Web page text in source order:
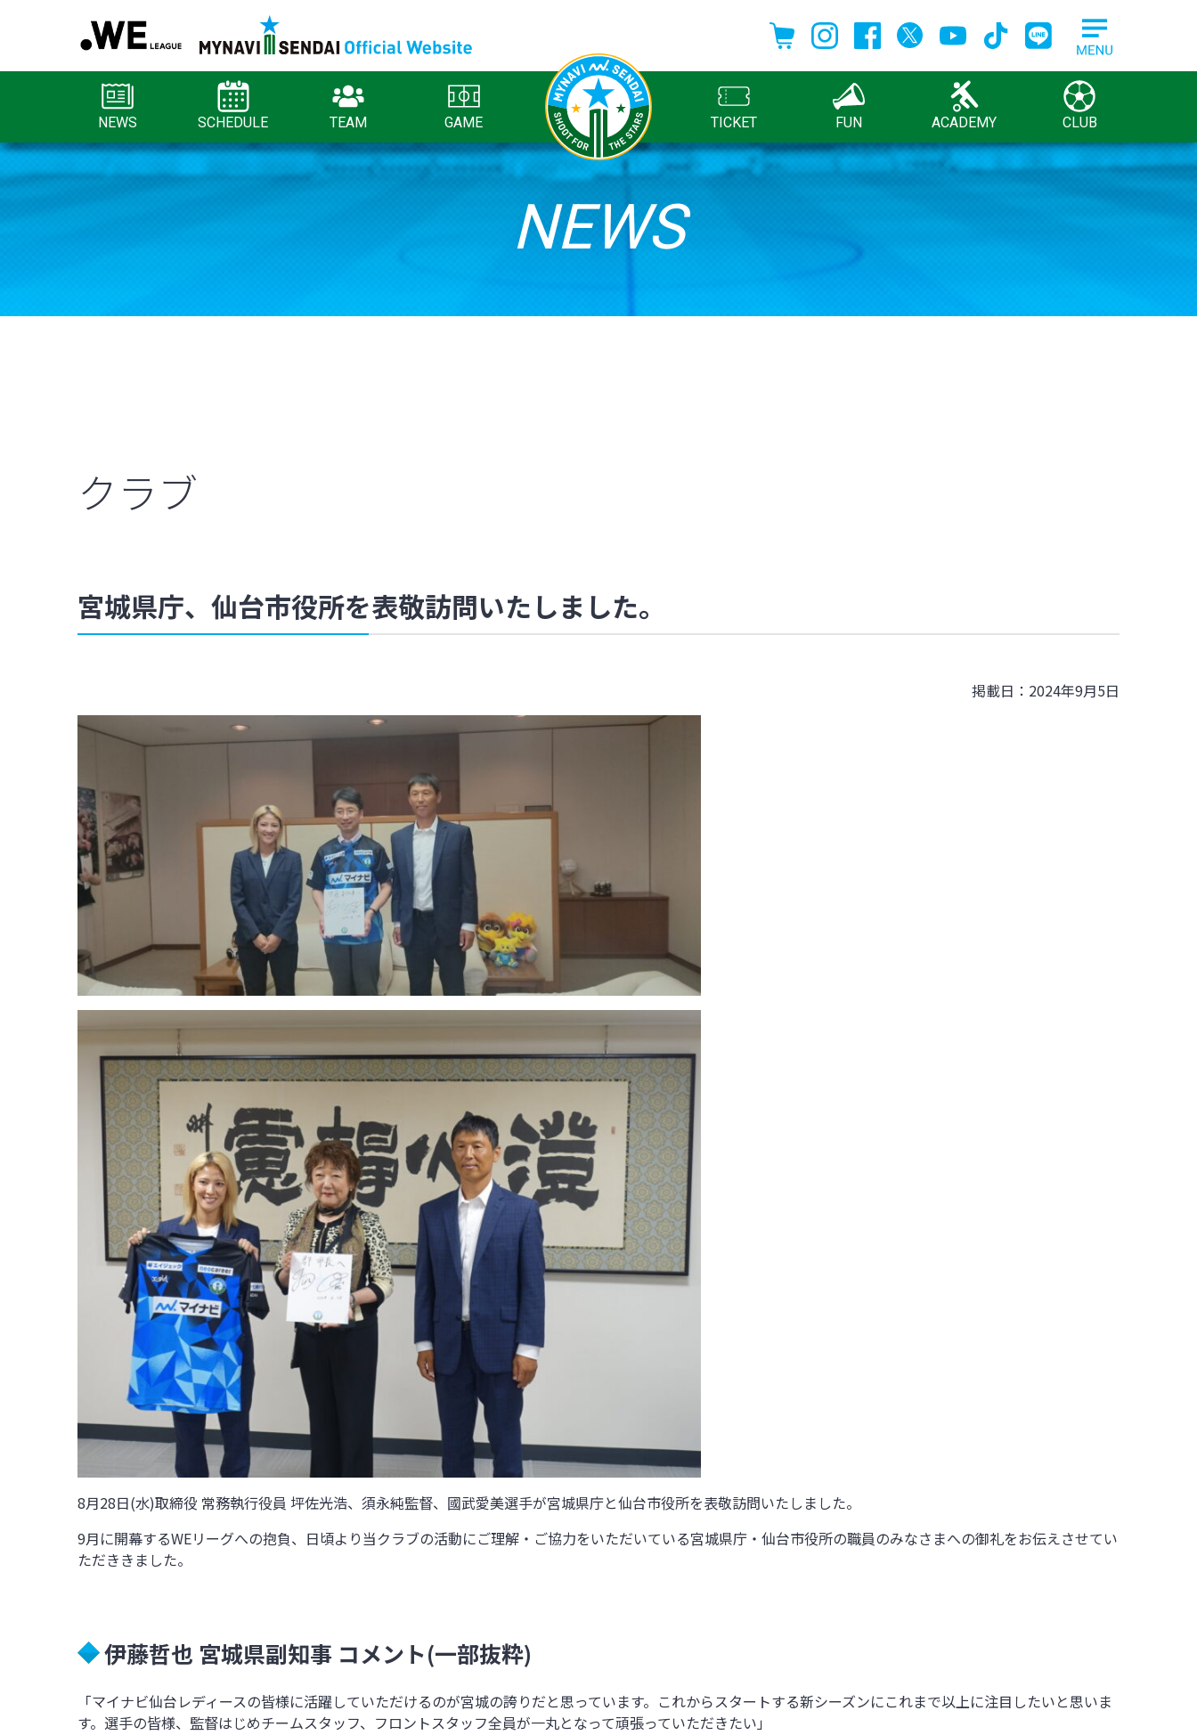
NEWS SCHEDULE TEAM GAME TICKET FUN ACADEMY CLUB
NEWS
クラブ
宮城県庁、仙台市役所を表敬訪問いたしました。
掲載日：2024年9月5日
8月28日(水)取締役 常務執行役員 坪佐光浩、須永純監督、國武愛美選手が宮城県庁と仙台市役所を表敬訪問いたしました。
9月に開幕するWEリーグへの抱負、日頃より当クラブの活動にご理解・ご協力をいただいている宮城県庁・仙台市役所の職員のみなさまへの御礼をお伝えさせてい
ただききました。
伊藤哲也 宮城県副知事 コメント(一部抜粋)
「マイナビ仙台レディースの皆様に活躍していただけるのが宮城の誇りだと思っています。これからスタートする新シーズンにこれまで以上に注目したいと思いま
す。選手の皆様、監督はじめチームスタッフ、フロントスタッフ全員が一丸となって頑張っていただきたい」